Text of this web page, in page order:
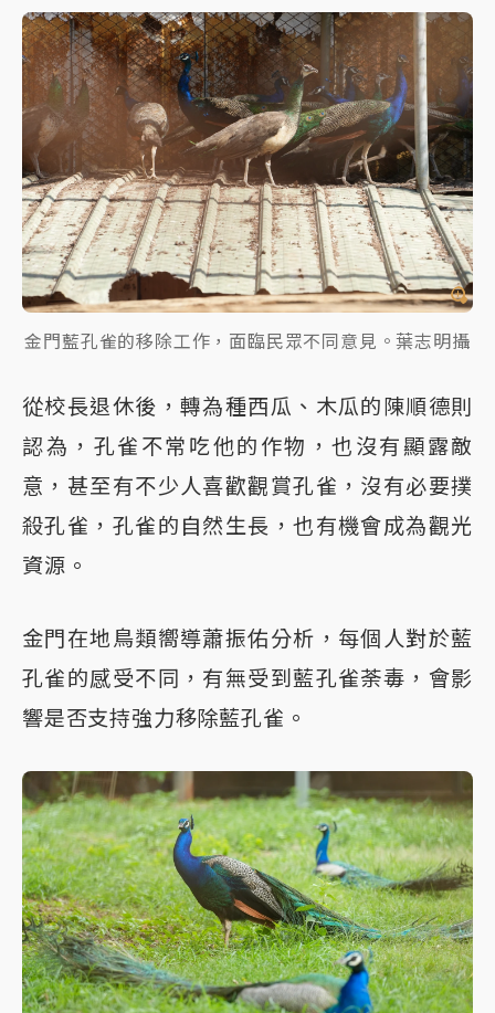
金門藍孔雀的移除工作，面臨民眾不同意見。葉志明攝
從校長退休後，轉為種西瓜、木瓜的陳順德則
認為，孔雀不常吃他的作物，也沒有顯露敵
意，甚至有不少人喜歡觀賞孔雀，沒有必要撲
殺孔雀，孔雀的自然生長，也有機會成為觀光
資源。
金門在地鳥類嚮導蕭振佑分析，每個人對於藍
孔雀的感受不同，有無受到藍孔雀荼毒，會影
響是否支持強力移除藍孔雀。